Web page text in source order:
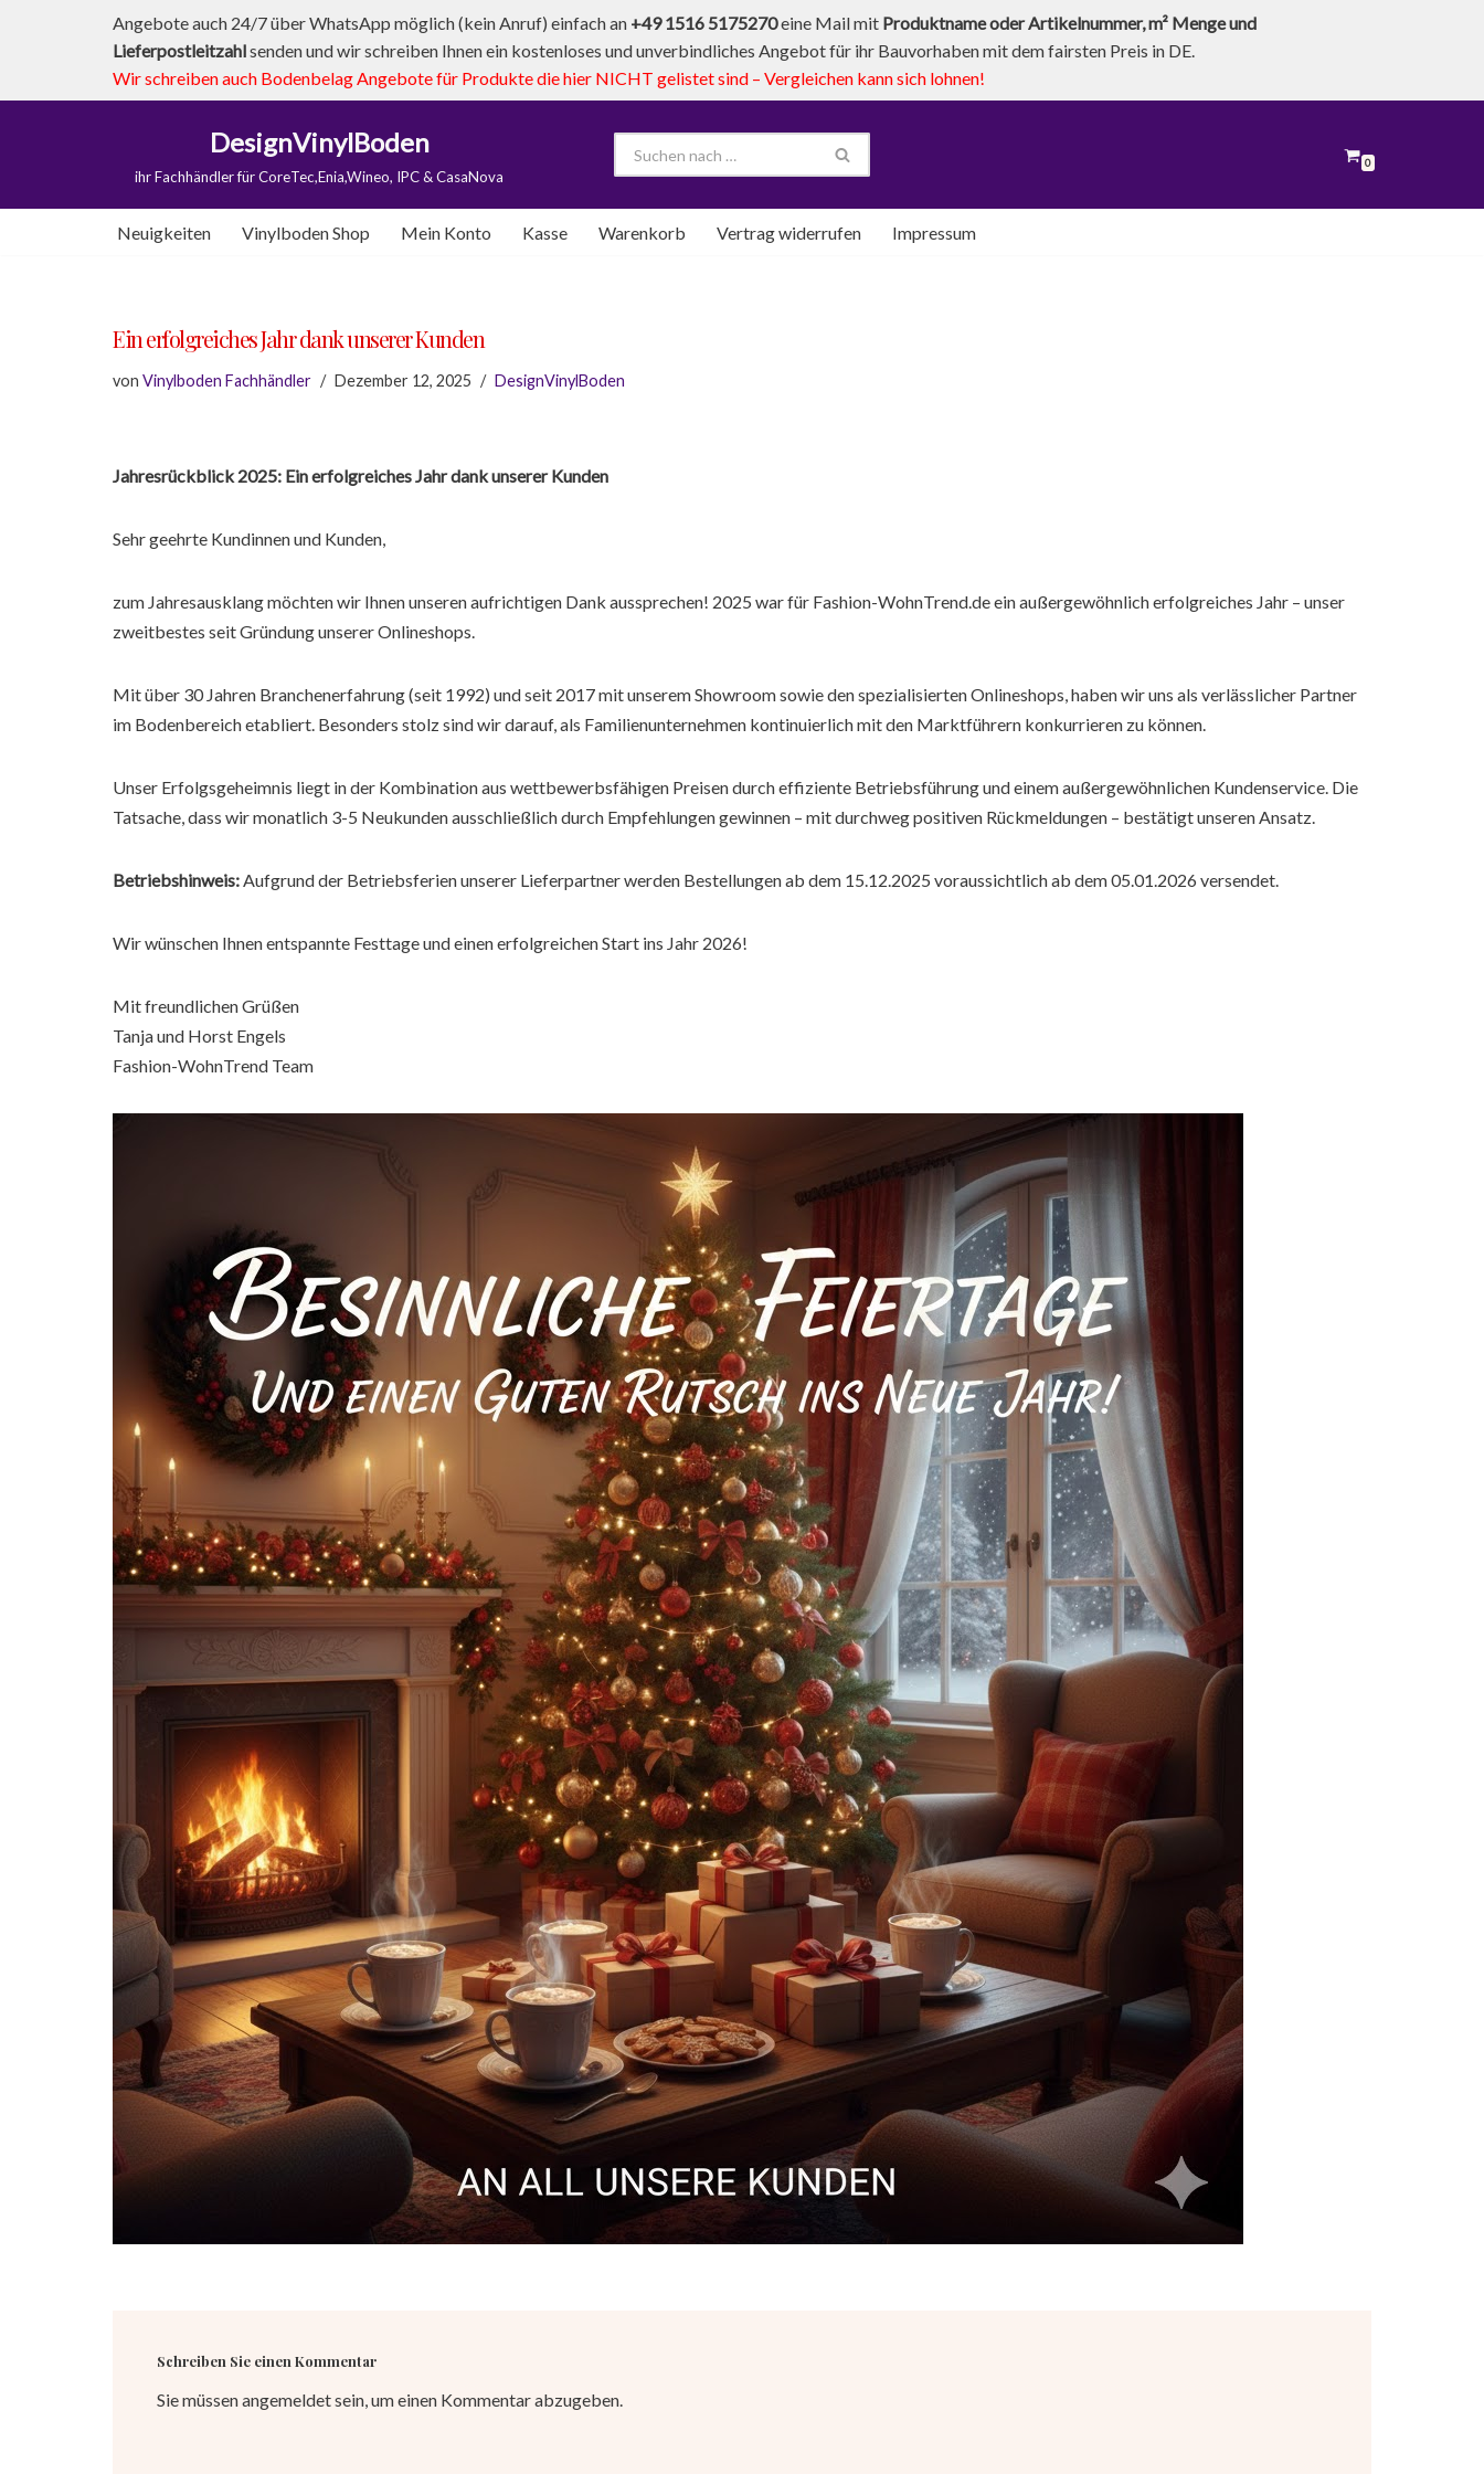
Angebote auch 24/7 über WhatsApp möglich (kein Anruf) einfach an +49 1516 5175270eine Mail mit Produktname oder Artikelnummer, m² Menge und
Lieferpostleitzahlsenden und wir schreiben Ihnen ein kostenloses und unverbindliches Angebot für ihr Bauvorhaben mit dem fairsten Preis in DE.
Wir schreiben auch Bodenbelag Angebote für Produkte die hier NICHT gelistet sind – Vergleichen kann sich lohnen!
DesignVinylBoden
ihr Fachhändler für CoreTec,Enia,Wineo, IPC & CasaNova
0
Neuigkeiten Vinylboden Shop Mein Konto Kasse Warenkorb Vertrag widerrufen Impressum
Ein erfolgreiches Jahr dank unserer Kunden
von Vinylboden Fachhändler Dezember 12, 2025 DesignVinylBoden
Jahresrückblick 2025: Ein erfolgreiches Jahr dank unserer Kunden
Sehr geehrte Kundinnen und Kunden,
zum Jahresausklang möchten wir Ihnen unseren aufrichtigen Dank aussprechen! 2025 war für Fashion-WohnTrend.de ein außergewöhnlich erfolgreiches Jahr – unser
zweitbestes seit Gründung unserer Onlineshops.
Mit über 30 Jahren Branchenerfahrung (seit 1992) und seit 2017 mit unserem Showroom sowie den spezialisierten Onlineshops, haben wir uns als verlässlicher Partner
im Bodenbereich etabliert. Besonders stolz sind wir darauf, als Familienunternehmen kontinuierlich mit den Marktführern konkurrieren zu können.
Unser Erfolgsgeheimnis liegt in der Kombination aus wettbewerbsfähigen Preisen durch effiziente Betriebsführung und einem außergewöhnlichen Kundenservice. Die
Tatsache, dass wir monatlich 3-5 Neukunden ausschließlich durch Empfehlungen gewinnen – mit durchweg positiven Rückmeldungen – bestätigt unseren Ansatz.
Betriebshinweis:Aufgrund der Betriebsferien unserer Lieferpartner werden Bestellungen ab dem 15.12.2025 voraussichtlich ab dem 05.01.2026 versendet.
Wir wünschen Ihnen entspannte Festtage und einen erfolgreichen Start ins Jahr 2026!
Mit freundlichen Grüßen
Tanja und Horst Engels
Fashion-WohnTrend Team
Schreiben Sie einen Kommentar
Sie müssenangemeldetsein, um einen Kommentar abzugeben.